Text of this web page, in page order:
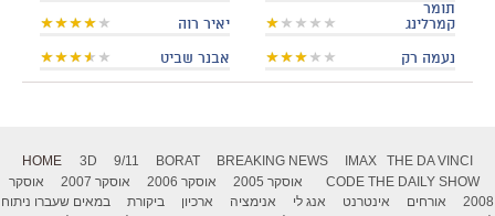
תומר
קמרלינג
יאיר רוה
נעמה רק אבנר שביט
HOME 3D 9/11 BORAT BREAKING NEWS IMAX
THE DA VINCI
CODE THE DAILY SHOW אוסקר 2005 אוסקר 2006 אוסקר 2007
אוסקר
2008
אורחים אינטרנט אנג לי אנימציה ארכיון ביקורת
במאים שעברו ניתוח